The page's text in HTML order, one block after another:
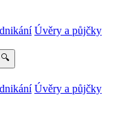
Úvěry a půjčky
🔍
Úvěry a půjčky